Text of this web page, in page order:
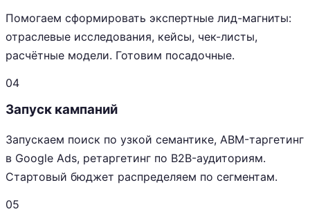
Помогаем сформировать экспертные лид-магниты:
отраслевые исследования, кейсы, чек-листы,
расчётные модели. Готовим посадочные.
04
Запуск кампаний
Запускаем поиск по узкой семантике, ABM-таргетинг
в Google Ads, ретаргетинг по B2B-аудиториям.
Стартовый бюджет распределяем по сегментам.
05